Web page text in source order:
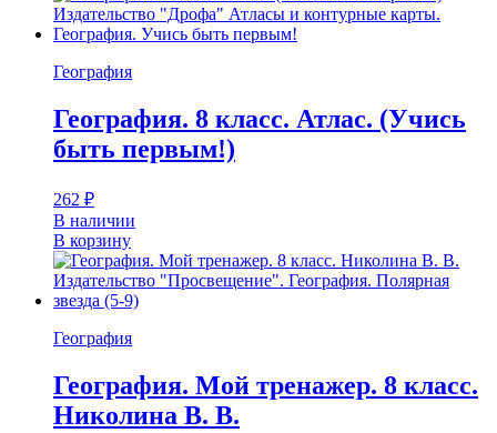
География
География. 8 класс. Атлас. (Учись
быть первым!)
262 ₽
В наличии
В корзину
География
География. Мой тренажер. 8 класс.
Николина В. В.